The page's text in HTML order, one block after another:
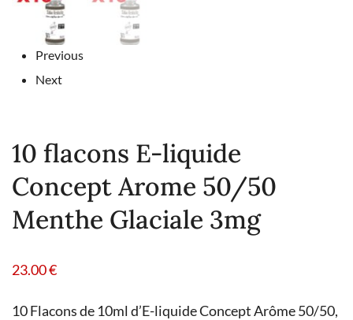
Previous
Next
10 flacons E-liquide
Concept Arome 50/50
Menthe Glaciale 3mg
23.00€
10 Flacons de 10ml d’E-liquide Concept Arôme 50/50,